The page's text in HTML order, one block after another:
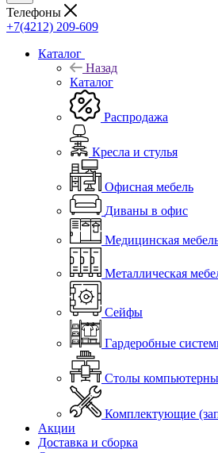
Телефоны
+7(4212) 209-609
Каталог
Назад
Каталог
Распродажа
Кресла и стулья
Офисная мебель
Диваны в офис
Медицинская
Металлическая
Сейфы
Гардеробные
Столы
Комплектующие
Акции
Доставка и сборка